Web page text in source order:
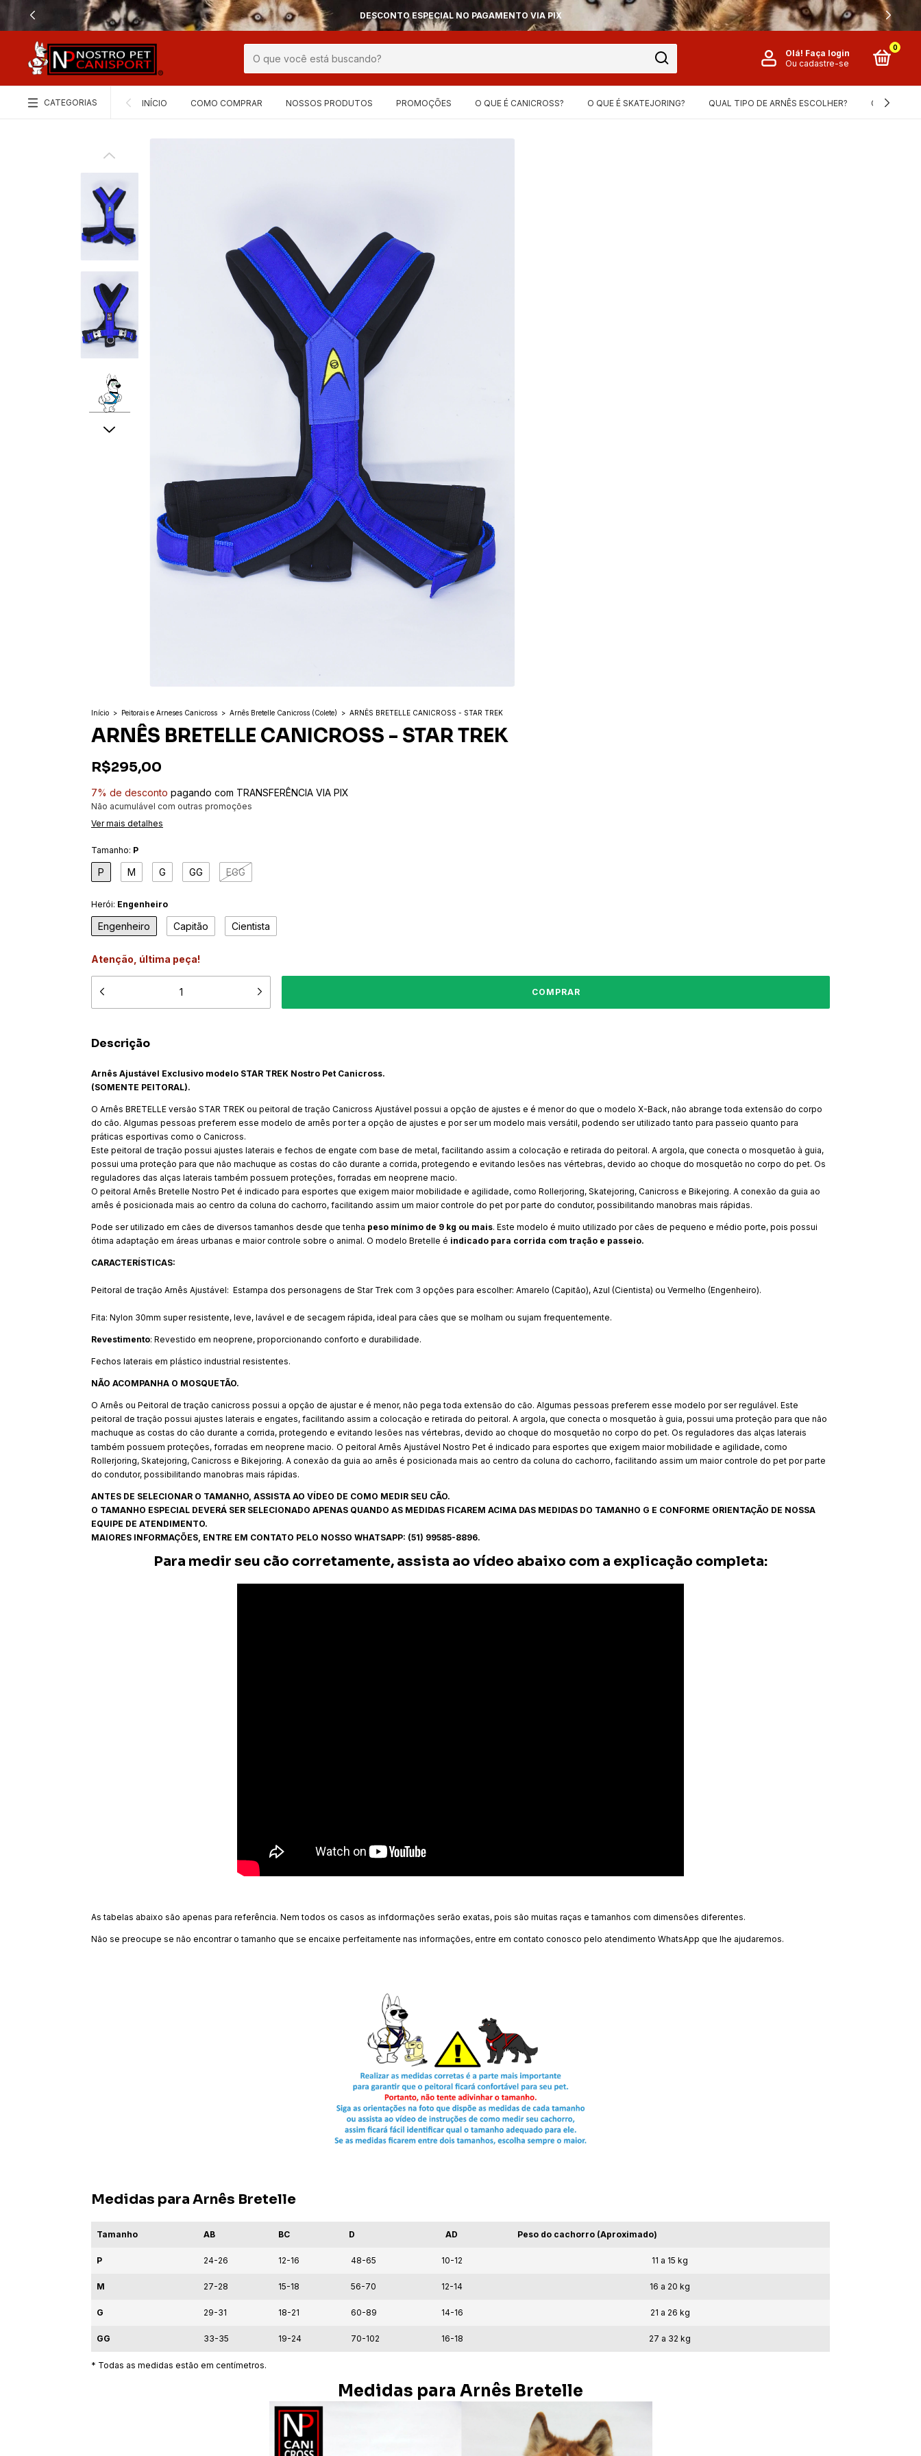
OPÇÕES SEM JUROS NO CARTÃO DE CRÉDITO
Olá! Faça login
Ou cadastre-se
0
CATEGORIAS INÍCIO COMO COMPRAR NOSSOS PRODUTOS PROMOÇÕES O QUE É CANICROSS? O QUE É SKATEJORING? QUAL TIPO DE ARNÊS ESCOLHER? GUIA DE
Início > Peitorais e Arneses Canicross > Arnês Bretelle Canicross (Colete) > ARNÊS BRETELLE CANICROSS - STAR TREK
ARNÊS BRETELLE CANICROSS - STAR TREK
R$295,00
7% de desconto pagando com TRANSFERÊNCIA VIA PIX
Não acumulável com outras promoções
Ver mais detalhes
Tamanho: P
P M G GG EGG
Herói: Engenheiro
Engenheiro Capitão Cientista
Atenção, última peça!
Descrição
Arnês Ajustável Exclusivo modelo STAR TREK Nostro Pet Canicross.
(SOMENTE PEITORAL).
O Arnês BRETELLE versão STAR TREK ou peitoral de tração Canicross Ajustável possui a opção de ajustes e é menor do que o modelo X-Back, não abrange toda extensão do corpo
do cão. Algumas pessoas preferem esse modelo de arnês por ter a opção de ajustes e por ser um modelo mais versátil, podendo ser utilizado tanto para passeio quanto para
práticas esportivas como o Canicross.
Este peitoral de tração possui ajustes laterais e fechos de engate com base de metal, facilitando assim a colocação e retirada do peitoral. A argola, que conecta o mosquetão à guia,
possui uma proteção para que não machuque as costas do cão durante a corrida, protegendo e evitando lesões nas vértebras, devido ao choque do mosquetão no corpo do pet. Os
reguladores das alças laterais também possuem proteções, forradas em neoprene macio.
​O peitoral Arnês Bretelle Nostro Pet é indicado para esportes que exigem maior mobilidade e agilidade, como Rollerjoring, Skatejoring, Canicross e Bikejoring. A conexão da guia ao
arnês é posicionada mais ao centro da coluna do cachorro, facilitando assim um maior controle do pet por parte do condutor, possibilitando manobras mais rápidas.
Pode ser utilizado em cães de diversos tamanhos desde que tenha peso mínimo de 9 kg ou mais. Este modelo é muito utilizado por cães de pequeno e médio porte, pois possui
ótima adaptação em áreas urbanas e maior controle sobre o animal. O modelo Bretelle é indicado para corrida com tração e passeio.
CARACTERÍSTICAS:
Peitoral de tração Arnês Ajustável: Estampa dos personagens de Star Trek com 3 opções para escolher: Amarelo (Capitão), Azul (Cientista) ou Vermelho (Engenheiro).
Fita: Nylon 30mm super resistente, leve, lavável e de secagem rápida, ideal para cães que se molham ou sujam frequentemente.
Revestimento: Revestido em neoprene, proporcionando conforto e durabilidade.
Fechos laterais em plástico industrial resistentes.
NÃO ACOMPANHA O MOSQUETÃO.
O Arnês ou Peitoral de tração canicross possui a opção de ajustar e é menor, não pega toda extensão do cão. Algumas pessoas preferem esse modelo por ser regulável. Este
peitoral de tração possui ajustes laterais e engates, facilitando assim a colocação e retirada do peitoral. A argola, que conecta o mosquetão à guia, possui uma proteção para que não
machuque as costas do cão durante a corrida, protegendo e evitando lesões nas vértebras, devido ao choque do mosquetão no corpo do pet. Os reguladores das alças laterais
também possuem proteções, forradas em neoprene macio. O peitoral Arnês Ajustável Nostro Pet é indicado para esportes que exigem maior mobilidade e agilidade, como
Rollerjoring, Skatejoring, Canicross e Bikejoring. A conexão da guia ao arnês é posicionada mais ao centro da coluna do cachorro, facilitando assim um maior controle do pet por parte
do condutor, possibilitando manobras mais rápidas.
ANTES DE SELECIONAR O TAMANHO, ASSISTA AO VÍDEO DE COMO MEDIR SEU CÃO.
O TAMANHO ESPECIAL DEVERÁ SER SELECIONADO APENAS QUANDO AS MEDIDAS FICAREM ACIMA DAS MEDIDAS DO TAMANHO G E CONFORME ORIENTAÇÃO DE NOSSA
EQUIPE DE ATENDIMENTO.
MAIORES INFORMAÇÕES, ENTRE EM CONTATO PELO NOSSO WHATSAPP: (51) 99585-8896.
Para medir seu cão corretamente, assista ao vídeo abaixo com a explicação completa:
As tabelas abaixo são apenas para referência. Nem todos os casos as infdormações serão exatas, pois são muitas raças e tamanhos com dimensões diferentes.
Não se preocupe se não encontrar o tamanho que se encaixe perfeitamente nas informações, entre em contato conosco pelo atendimento WhatsApp que lhe ajudaremos.
Medidas para Arnês Bretelle
Tamanho AB BC D AD Peso do cachorro (Aproximado)
P 24-26 12-16 48-65 10-12 11 a 15 kg
M 27-28 15-18 56-70 12-14 16 a 20 kg
G 29-31 18-21 60-89 14-16 21 a 26 kg
GG 33-35 19-24 70-102 16-18 27 a 32 kg
* Todas as medidas estão em centímetros.
Medidas para Arnês Bretelle